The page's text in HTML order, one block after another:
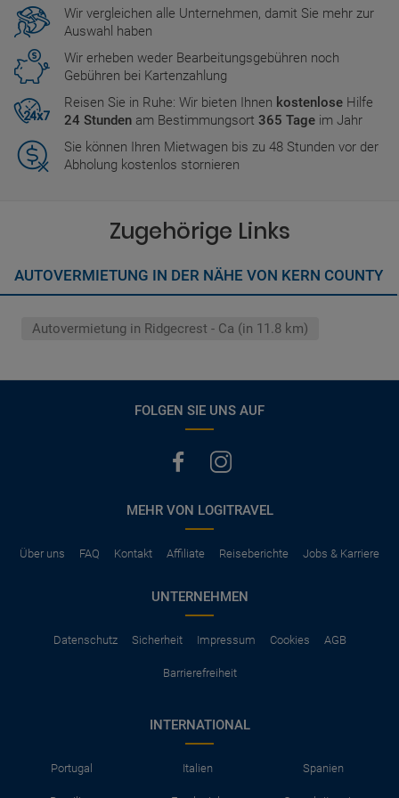
Wir vergleichen alle Unternehmen, damit Sie mehr zur
Auswahl haben
Wir erheben weder Bearbeitungsgebühren noch
Gebühren bei Kartenzahlung
Reisen Sie in Ruhe: Wir bieten Ihnen kostenlose Hilfe
24 Stunden am Bestimmungsort 365 Tage im Jahr
Sie können Ihren Mietwagen bis zu 48 Stunden vor der
Abholung kostenlos stornieren
Zugehörige Links
AUTOVERMIETUNG IN DER NÄHE VON KERN COUNTY
Autovermietung in Ridgecrest - Ca (in 11.8 km)
FOLGEN SIE UNS AUF
MEHR VON LOGITRAVEL
Über uns FAQ Kontakt Affiliate Reiseberichte Jobs & Karriere
UNTERNEHMEN
Datenschutz Sicherheit Impressum Cookies AGB
Barrierefreiheit
INTERNATIONAL
Portugal Italien Spanien